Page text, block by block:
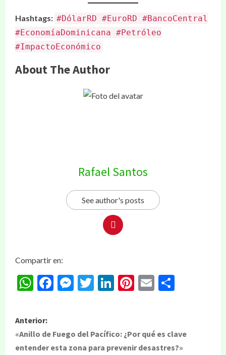
Hashtags: #DólarRD #EuroRD #BancoCentral
#EconomíaDominicana #Petróleo
#ImpactoEconómico
About The Author
Rafael Santos
See author's posts
Compartir en:
WhatsApp
Facebook
Messenger
Twitter
LinkedIn
Pinterest
Email
Anterior:
«Anillo de Fuego del Pacífico: ¿Por qué es clave
entender esta zona para prevenir desastres?»